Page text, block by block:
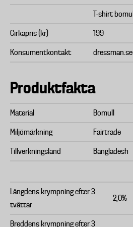
T-shirt bomull
Cirkapris (kr) 199
Konsumentkontakt dressman.se
Produktfakta
Material Bomull
Miljömärkning Fairtrade
Tillverkningsland Bangladesh
Längdens krympning efter 3
tvättar
2,0%
Breddens krympning efter 3